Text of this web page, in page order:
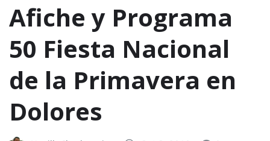
Afiche y Programa
50 Fiesta Nacional
de la Primavera en
Dolores